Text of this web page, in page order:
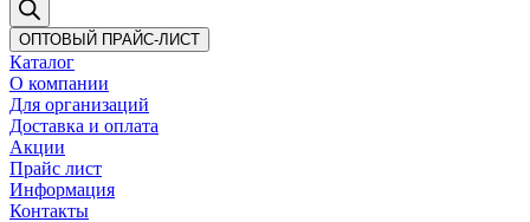
ОПТОВЫЙ ПРАЙС-ЛИСТ
Каталог
О компании
Для организаций
Доставка и оплата
Акции
Прайс лист
Информация
Контакты